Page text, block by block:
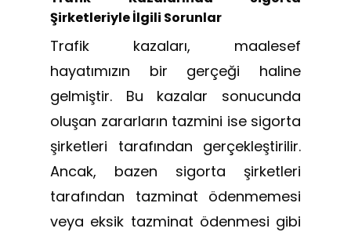
Şirketleriyle İlgili Sorunlar
Trafik kazaları, maalesef
hayatımızın bir gerçeği haline
gelmiştir. Bu kazalar sonucunda
oluşan zararların tazmini ise sigorta
şirketleri tarafından gerçekleştirilir.
Ancak, bazen sigorta şirketleri
tarafından tazminat ödenmemesi
veya eksik tazminat ödenmesi gibi